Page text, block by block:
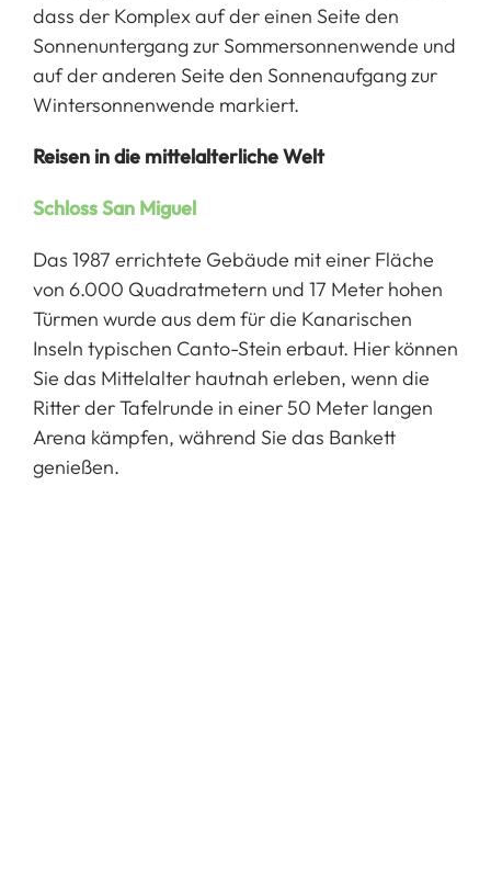
dass der Komplex auf der einen Seite den
Sonnenuntergang zur Sommersonnenwende und
auf der anderen Seite den Sonnenaufgang zur
Wintersonnenwende markiert.
Reisen in die mittelalterliche Welt
Schloss San Miguel
Das 1987 errichtete Gebäude mit einer Fläche
von 6.000 Quadratmetern und 17 Meter hohen
Türmen wurde aus dem für die Kanarischen
Inseln typischen Canto-Stein erbaut. Hier können
Sie das Mittelalter hautnah erleben, wenn die
Ritter der Tafelrunde in einer 50 Meter langen
Arena kämpfen, während Sie das Bankett
genießen.